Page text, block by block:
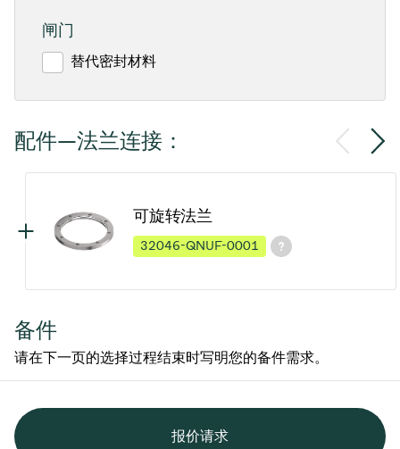
闸门
替代密封材料
配件—法兰连接：
可旋转法兰
32046-QNUF-0001
备件
请在下一页的选择过程结束时写明您的备件需求。
报价请求